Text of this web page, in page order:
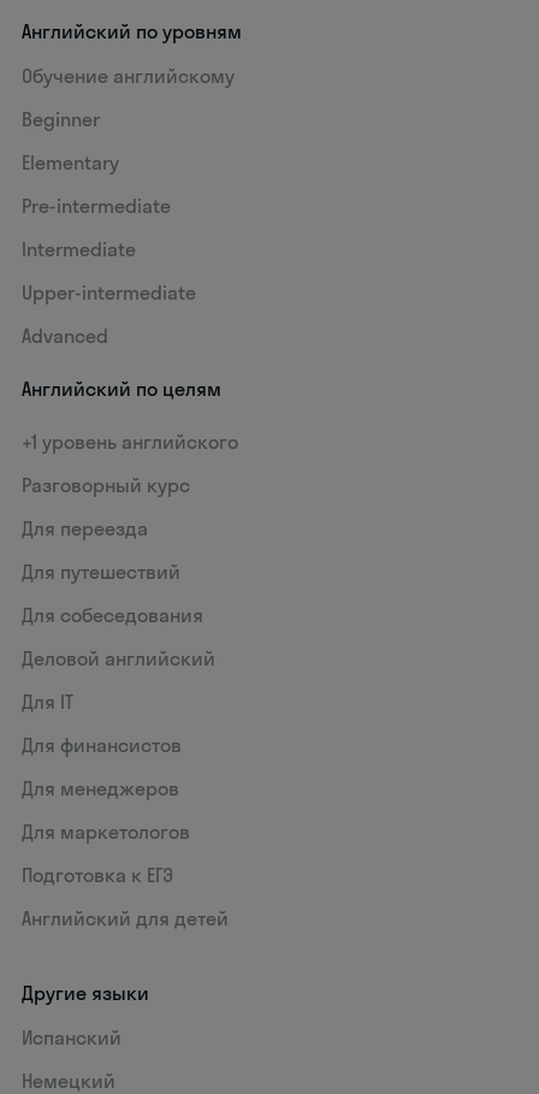
Английский по уровням
Обучение английскому
Beginner
Elementary
Pre-intermediate
Intermediate
Upper-intermediate
Advanced
Английский по целям
+1 уровень английского
Разговорный курс
Для переезда
Для путешествий
Для собеседования
Деловой английский
Для IT
Для финансистов
Для менеджеров
Для маркетологов
Подготовка к ЕГЭ
Английский для детей
Другие языки
Испанский
Немецкий